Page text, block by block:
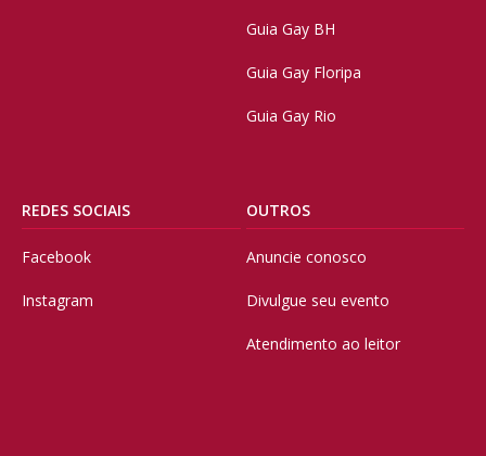
Guia Gay BH
Guia Gay Floripa
Guia Gay Rio
REDES SOCIAIS
Facebook
Instagram
OUTROS
Anuncie conosco
Divulgue seu evento
Atendimento ao leitor